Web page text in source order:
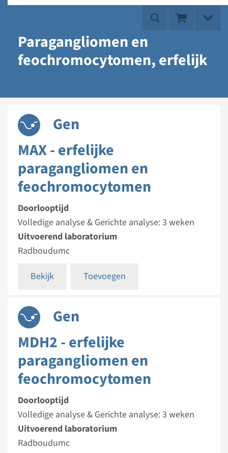
Paragangliomen en
feochromocytomen, erfelijk
Gen
MAX - erfelijke
paragangliomen en
feochromocytomen
Doorlooptijd
Volledige analyse & Gerichte analyse: 3 weken
Uitvoerend laboratorium
Radboudumc
Bekijk
Toevoegen
Gen
MDH2 - erfelijke
paragangliomen en
feochromocytomen
Doorlooptijd
Volledige analyse & Gerichte analyse: 3 weken
Uitvoerend laboratorium
Radboudumc